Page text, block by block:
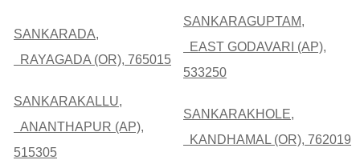
SANKARADA,
RAYAGADA (OR), 765015
SANKARAGUPTAM,
EAST GODAVARI (AP),
533250
SANKARAKALLU,
ANANTHAPUR (AP),
515305
SANKARAKHOLE,
KANDHAMAL (OR), 762019